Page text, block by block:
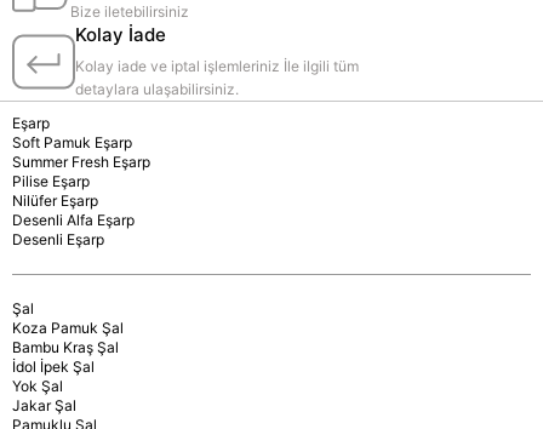
Bize iletebilirsiniz
Kolay İade
Kolay iade ve iptal işlemleriniz İle ilgili tüm
detaylara ulaşabilirsiniz.
Eşarp
Soft Pamuk Eşarp
Summer Fresh Eşarp
Pilise Eşarp
Nilüfer Eşarp
Desenli Alfa Eşarp
Desenli Eşarp
Şal
Koza Pamuk Şal
Bambu Kraş Şal
İdol İpek Şal
Yok Şal
Jakar Şal
Pamuklu Şal